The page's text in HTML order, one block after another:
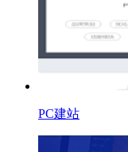
PC建站